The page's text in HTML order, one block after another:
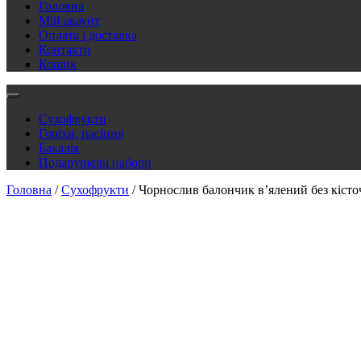
Головна
Мій акаунт
Оплата і доставка
Контакти
Кошик
Сухофрукти
Горіхи, насіння
Бакалія
Подарункові набори
Головна /Сухофрукти / Чорнослив балончик в’ялений без